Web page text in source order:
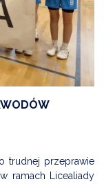
trudnej przeprawie
ramach Licealiady